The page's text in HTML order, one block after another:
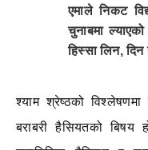
एमाले निकट
चुनाबमा
हिस्सा लिन,
श्याम श्रेष्ठको
बराबरी हैसियतको बिषय